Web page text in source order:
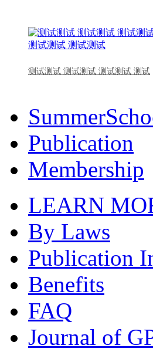
测试测试 测试测试 测试测试 测试
Publication
Membership
LEARN
By Laws
Publication
Benefits
FAQ
Journal of